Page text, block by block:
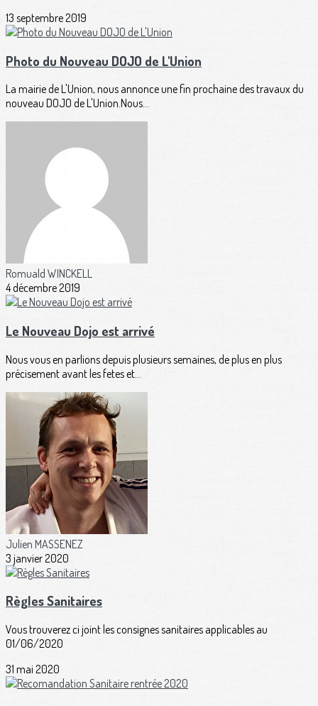
13 septembre 2019
Photo du Nouveau DOJO de L'Union
La mairie de L'Union, nous annonce une fin prochaine des travaux du
nouveau DOJO de L'Union.Nous...
Romuald WINCKELL
4 décembre 2019
Le Nouveau Dojo est arrivé
Nous vous en parlions depuis plusieurs semaines, de plus en plus
précisement avant les fetes et...
Julien MASSENEZ
3 janvier 2020
Règles Sanitaires
Vous trouverez ci joint les consignes sanitaires applicables au
01/06/2020
31 mai 2020